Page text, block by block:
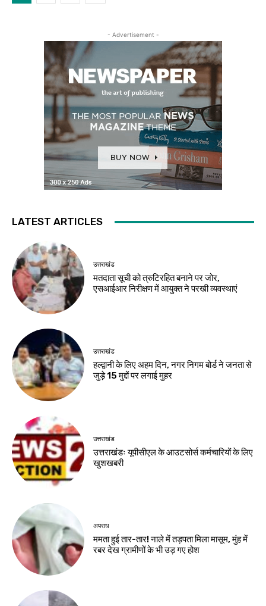
- Advertisement -
LATEST ARTICLES
उत्तराखंड
मतदाता सूची को त्रुटिरहित बनाने पर जोर,
एसआईआर निरीक्षण में आयुक्त ने परखी व्यवस्थाएं
उत्तराखंड
हल्द्वानी के लिए अहम दिन, नगर निगम बोर्ड ने जनता से
जुड़े 15 मुद्दों पर लगाई मुहर
उत्तराखंड
उत्तराखंडः यूपीसीएल के आउटसोर्स कर्मचारियों के लिए
खुशखबरी
अपराध
ममता हुई तार-तार! नाले में तड़पता मिला मासूम, मुंह में
रबर देख ग्रामीणों के भी उड़ गए होश